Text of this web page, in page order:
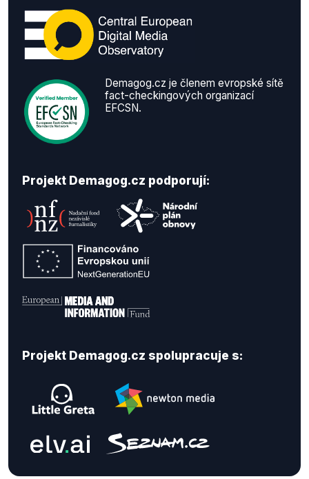
Demagog.cz je členem evropské sítě
fact-checkingových organizací
EFCSN.
Projekt Demagog.cz podporují:
Projekt Demagog.cz spolupracuje s: